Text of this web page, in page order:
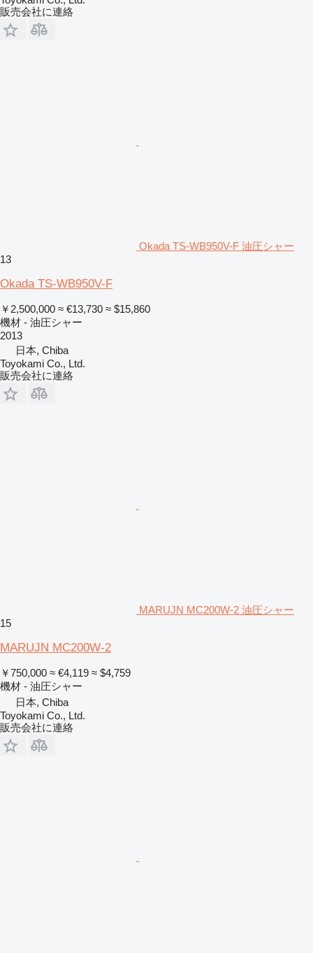
販売会社に連絡
Okada TS-WB950V-F 油圧シャー
13
Okada TS-WB950V-F
￥2,500,000 ≈ €13,730 ≈ $15,860
機材 - 油圧シャー
2013
日本, Chiba
Toyokami Co., Ltd.
販売会社に連絡
MARUJN MC200W-2 油圧シャー
15
MARUJN MC200W-2
￥750,000 ≈ €4,119 ≈ $4,759
機材 - 油圧シャー
日本, Chiba
Toyokami Co., Ltd.
販売会社に連絡